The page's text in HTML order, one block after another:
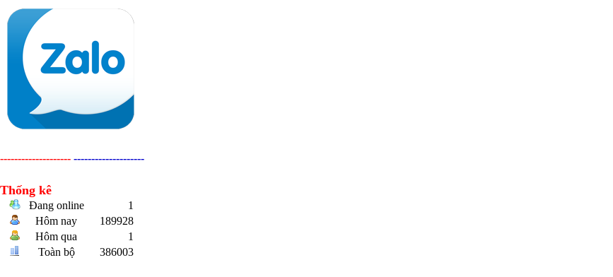
-------------------- --------------------
Thống kê
Đang online
1
Hôm nay
189928
Hôm qua
1
Toàn bộ
386003